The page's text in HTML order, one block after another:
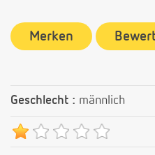
Merken
Geschlecht : männlich